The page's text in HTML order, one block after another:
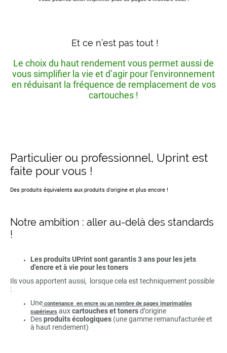
Et ce n’est pas tout !
Le choix du haut rendement vous permet aussi de
vous simplifier la vie et d’agir pour l’environnement
en réduisant la fréquence de remplacement de vos
cartouches !
Particulier ou professionnel, Uprint est
faite pour vous !
Des produits équivalents aux produits d'origine et plus encore !
Notre ambition : aller au-delà des standards
!
Les produits UPrint sont garantis 3 ans pour les jets
d'encre et à vie pour les toners
Ils vous apportent aussi, lorsque cela est techniquement possible
:
Une contenance en encre ou un nombre de pages imprimables
supérieurs auxcartouches et tonersd’origine
Desproduits écologiques (une gamme remanufacturée et
à haut rendement)